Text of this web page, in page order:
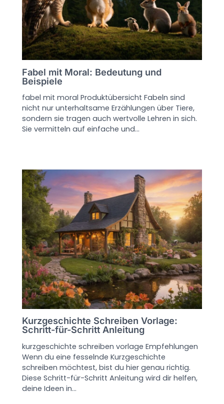
Fabel mit Moral: Bedeutung und
Beispiele
fabel mit moral Produktübersicht Fabeln sind
nicht nur unterhaltsame Erzählungen über Tiere,
sondern sie tragen auch wertvolle Lehren in sich.
Sie vermitteln auf einfache und…
Kurzgeschichte Schreiben Vorlage:
Schritt-für-Schritt Anleitung
kurzgeschichte schreiben vorlage Empfehlungen
Wenn du eine fesselnde Kurzgeschichte
schreiben möchtest, bist du hier genau richtig.
Diese Schritt-für-Schritt Anleitung wird dir helfen,
deine Ideen in…